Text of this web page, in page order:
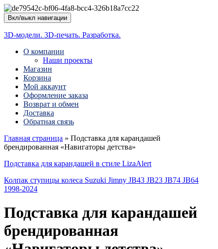
Вкл/выкл навигации
3D-модели. 3D-печать. Разработка.
О компании
Наши проекты
Магазин
Корзина
Мой аккаунт
Оформление заказа
Возврат и обмен
Доставка
Обратная связь
Главная страница » Подставка для карандашей
брендированная «Навигаторы детства»
Подставка для карандашей в стиле LizaAlert
Колпак ступицы колеса Suzuki Jimny JB43 JB23 JB74 JB64
1998-2024
Подставка для карандашей
брендированная